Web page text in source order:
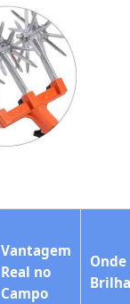
Vantagem
Real no
Campo
Onde
Brilha